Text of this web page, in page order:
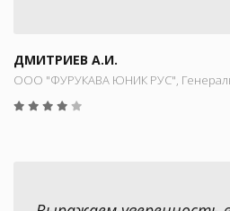
ДМИТРИЕВ А.И.
ООО "ФУРУКАВА ЮНИК РУС",